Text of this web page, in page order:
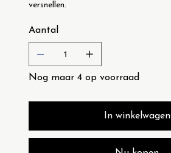
versnellen.
Aantal
Nog maar 4 op voorraad
In winkelwagen